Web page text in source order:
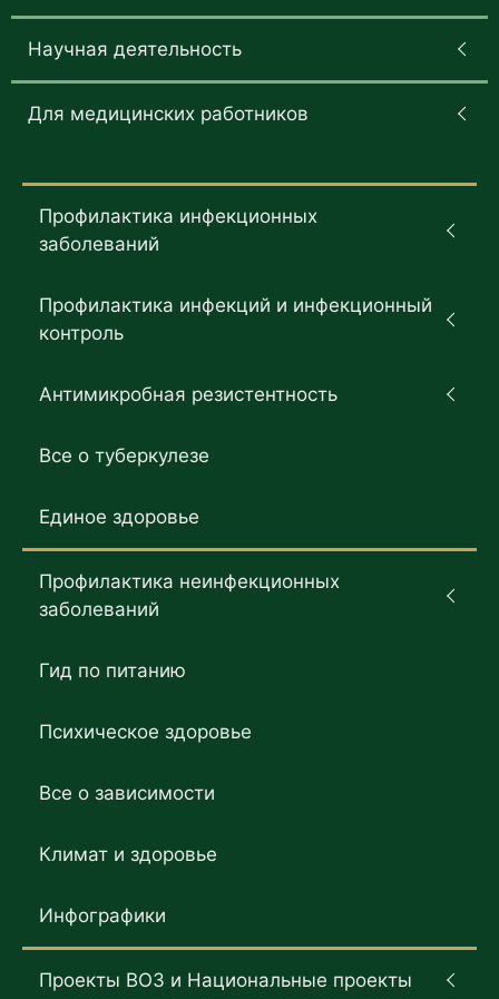
Научная деятельность
Для медицинских работников
Профилактика инфекционных
заболеваний
Профилактика инфекций и инфекционный
контроль
Антимикробная резистентность
Все о туберкулезе
Единое здоровье
Профилактика неинфекционных
заболеваний
Гид по питанию
Психическое здоровье
Все о зависимости
Климат и здоровье
Инфографики
Проекты ВОЗ и Национальные проекты